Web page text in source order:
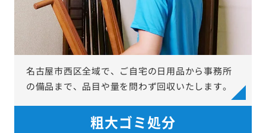
名古屋市西区全域で、ご自宅の日用品から事務所
の備品まで、品目や量を問わず回収いたします。
粗大ゴミ処分